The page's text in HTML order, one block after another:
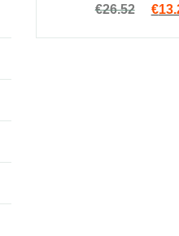
4.93
out
€26.52 €